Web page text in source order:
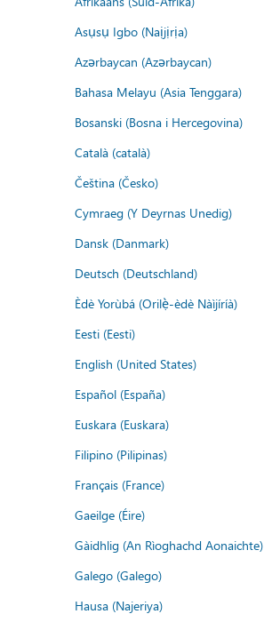
Asụsụ Igbo (Naịjịrịa)
Azərbaycan (Azərbaycan)
Bahasa Melayu (Asia Tenggara)
Bosanski (Bosna i Hercegovina)
Català (català)
Čeština (Česko)
Cymraeg (Y Deyrnas Unedig)
Dansk (Danmark)
Deutsch (Deutschland)
Èdè Yorùbá (Orilẹ̀-èdè Nàìjíríà)
Eesti (Eesti)
English (United States)
Español (España)
Euskara (Euskara)
Filipino (Pilipinas)
Français (France)
Gaeilge (Éire)
Gàidhlig (An Rìoghachd Aonaichte)
Galego (Galego)
Hausa (Najeriya)